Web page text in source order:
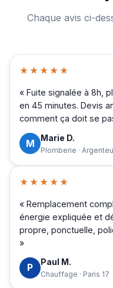
Chaque avis ci-
★★★★★
« Fuite signalée à 8h,
en 45 minutes. Devis
comment ça doit se
M Marie D.
Plomberie ·
★★★★★
« Remplacement
énergie expliquée et
propre, ponctuelle,
»
P Paul M.
Chauffage · Paris 17